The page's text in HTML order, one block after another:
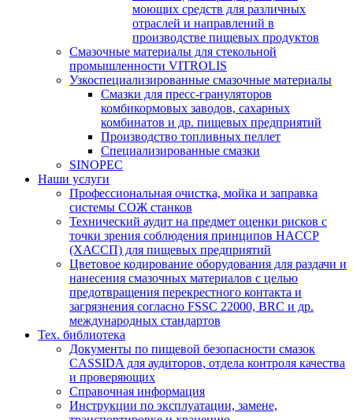
моющих средств для различных
отраслей и направлений в
производстве пищевых продуктов
Смазочные материалы для стекольной
промышленности VITROLIS
Узкоспециализированные смазочные материалы
Смазки для пресс-грануляторов
комбикормовых заводов, сахарных
комбинатов и др. пищевых предприятий
Производство топливных пеллет
Специализированные смазки
SINOPEC
Наши услуги
Профессиональная очистка, мойка и заправка
системы СОЖ станков
Технический аудит на предмет оценки рисков с
точки зрения соблюдения принципов HACCP
(ХАССП) для пищевых предприятий
Цветовое кодирование оборудования для раздачи и
нанесения смазочных материалов с целью
предотвращения перекрестного контакта и
загрязнения согласно FSSC 22000, BRC и др.
международных стандартов
Тех. библиотека
Документы по пищевой безопасности смазок
CASSIDA для аудиторов, отдела контроля качества
и проверяющих
Справочная информация
Инструкции по эксплуатации, замене,